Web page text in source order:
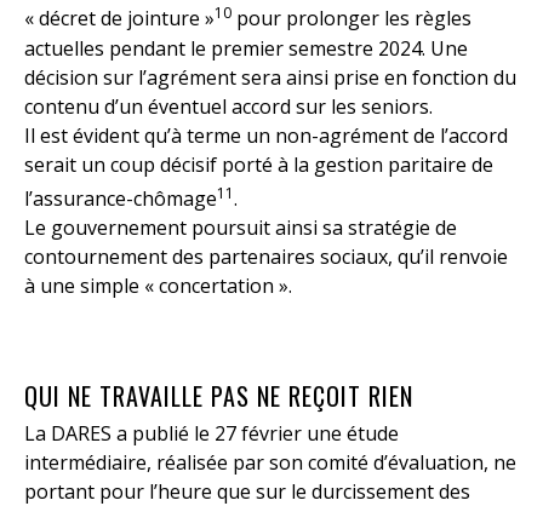
« décret de jointure »10 pour prolonger les règles
actuelles pendant le premier semestre 2024. Une
décision sur l’agrément sera ainsi prise en fonction du
contenu d’un éventuel accord sur les seniors.
Il est évident qu’à terme un non-agrément de l’accord
serait un coup décisif porté à la gestion paritaire de
l’assurance-chômage11.
Le gouvernement poursuit ainsi sa stratégie de
contournement des partenaires sociaux, qu’il renvoie
à une simple « concertation ».
QUI NE TRAVAILLE PAS NE REÇOIT RIEN
La DARES a publié le 27 février une étude
intermédiaire, réalisée par son comité d’évaluation, ne
portant pour l’heure que sur le durcissement des